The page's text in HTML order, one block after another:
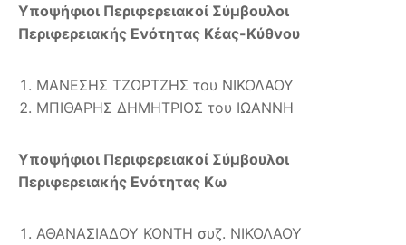
Υποψήφιοι Περιφερειακοί Σύμβουλοι
Περιφερειακής Ενότητας Κέας-Κύθνου
ΜΑΝΕΣΗΣ ΤΖΩΡΤΖΗΣ του ΝΙΚΟΛΑΟΥ
ΜΠΙΘΑΡΗΣ ΔΗΜΗΤΡΙΟΣ του ΙΩΑΝΝΗ
Υποψήφιοι Περιφερειακοί Σύμβουλοι
Περιφερειακής Ενότητας Κω
ΑΘΑΝΑΣΙΑΔΟΥ ΚΟΝΤΗ συζ. ΝΙΚΟΛΑΟΥ